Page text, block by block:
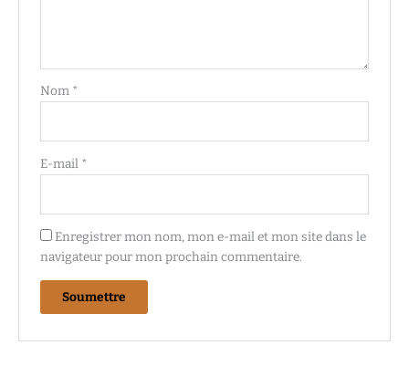
Nom *
E-mail *
Enregistrer mon nom, mon e-mail et mon site dans le
navigateur pour mon prochain commentaire.